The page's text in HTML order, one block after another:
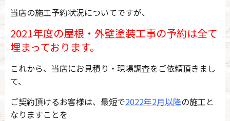
当店の施工予約状況についてですが、
2021年度の屋根・外壁塗装工事の予約は全て
埋まっております。
これから、当店にお見積り・現場調査をご依頼頂きまし
て、
ご契約頂けるお客様は、最短で2022年2月以降の施工と
なりますことを